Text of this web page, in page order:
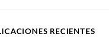
RECIENTES